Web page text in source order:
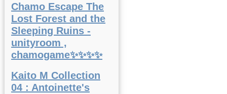
Chamo Escape The
Lost Forest and the
Sleeping Ruins -
unityroom ,
chamogame✨✨✨✨
Kaito M Collection
04 : Antoinette's